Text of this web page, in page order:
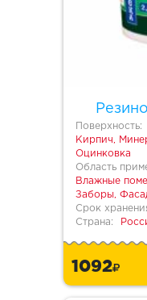
Поверхность:
Кирпич,
Оцинковка
Область
Влажные
Заборы,
Срок
Страна:
1092